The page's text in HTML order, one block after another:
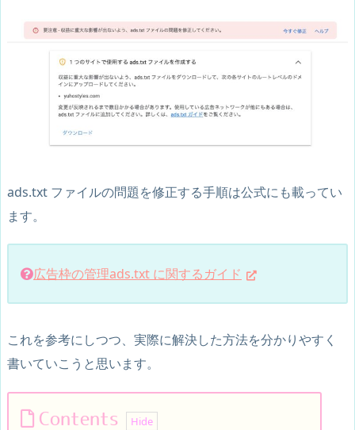
ads.txt ファイルの問題を修正する手順は公式にも載ってい
ます。
広告枠の管理ads.txt に関するガイド
これを参考にしつつ、実際に解決した方法を分かりやすく
書いていこうと思います。
Contents